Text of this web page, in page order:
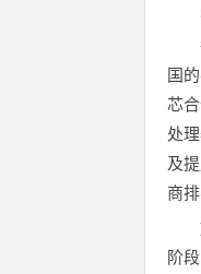
国
芯
处
及
商
阶